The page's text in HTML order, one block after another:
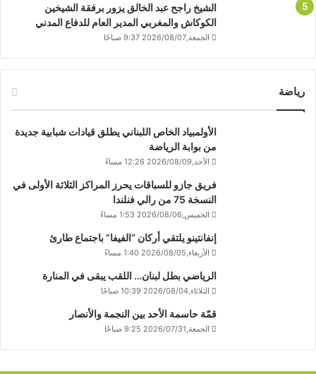
الشيخ راجح عبد الخالق يزور برفقة الشيخين
الكوكاش والمغربي المدير العام للدفاع المدني
الجمعة,2026/08/07 9:37 صباحًا
رياضة
الأولمبياد الخاص اللبناني يطلق قيادات شبابية جديدة
من بوابة الرياضة
الأحد,2026/08/09 12:26 مساءً
فريق جازو للسباقات يحرز المراكز الثلاثة الأولى في
النسخة 75 من رالي فنلندا
الخميس,2026/08/06 1:53 مساءً
إنفانتينو يلتقي أركان “الفيفا” باجتماع طارئ
الأربعاء,2026/08/05 1:40 مساءً
الرياضي بطل لبنان… اللقب يبقى في المنارة
الثلاثاء,2026/08/04 10:39 صباحًا
قمّة حاسمة الأحد بين النجمة والأنصار
الجمعة,2026/07/31 9:25 صباحًا